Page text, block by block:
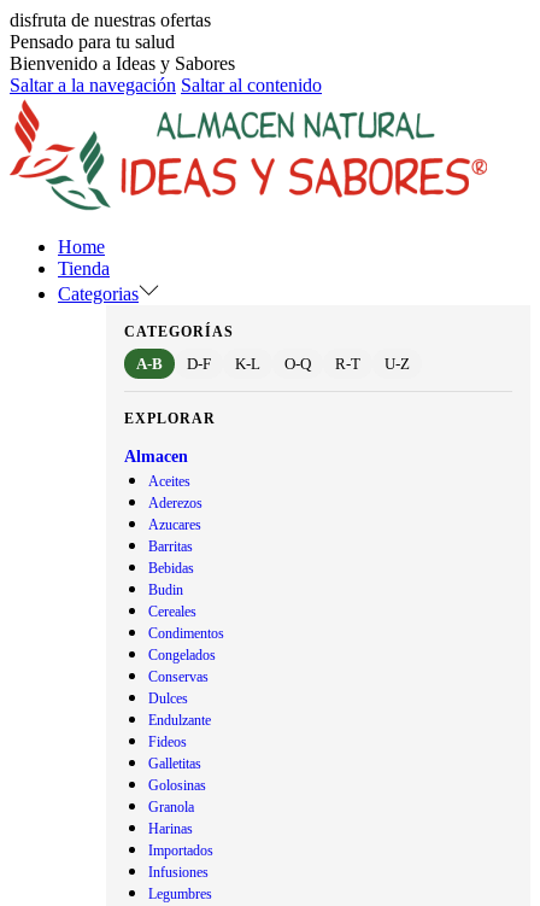
disfruta de nuestras ofertas
Pensado para tu salud
Bienvenido a Ideas y Sabores
Saltar a la navegación Saltar al contenido
Home
Tienda
Categorias
CATEGORÍAS
A-B D-F K-L O-Q R-T U-Z
EXPLORAR
Almacen
Aceites
Aderezos
Azucares
Barritas
Bebidas
Budin
Cereales
Condimentos
Congelados
Conservas
Dulces
Endulzante
Fideos
Galletitas
Golosinas
Granola
Harinas
Importados
Infusiones
Legumbres